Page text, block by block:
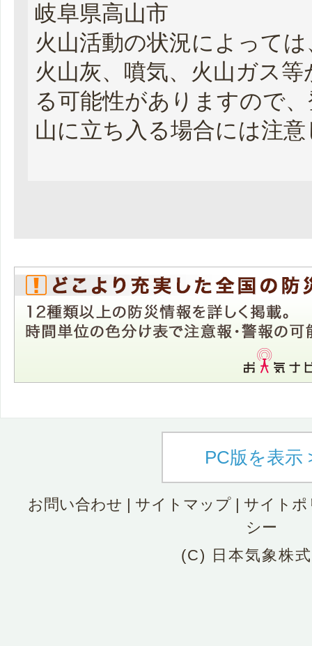
岐阜県高山市
火山活動の状況によって
火山灰、噴気、火山ガス
る可能性がありますので
山に立ち入る場合には注
PC版を表示
お問い合わせ | サイトマップ| サイトポ
シー
(C) 日本気象株